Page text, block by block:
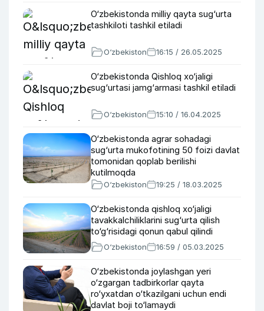
O‘zbekistonda milliy qayta sug‘urta
tashkiloti tashkil etiladi
O‘zbekiston 16:15 / 26.05.2025
O‘zbekistonda Qishloq xo‘jaligi
sug‘urtasi jamg‘armasi tashkil etiladi
O‘zbekiston 15:10 / 16.04.2025
O‘zbekistonda agrar sohadagi
sug‘urta mukofotining 50 foizi davlat
tomonidan qoplab berilishi
kutilmoqda
O‘zbekiston 19:25 / 18.03.2025
O‘zbekistonda qishloq xo‘jaligi
tavakkalchiliklarini sug‘urta qilish
to‘g‘risidagi qonun qabul qilindi
O‘zbekiston 16:59 / 05.03.2025
O‘zbekistonda joylashgan yeri
o‘zgargan tadbirkorlar qayta
ro‘yxatdan o‘tkazilgani uchun endi
davlat boji to‘lamaydi